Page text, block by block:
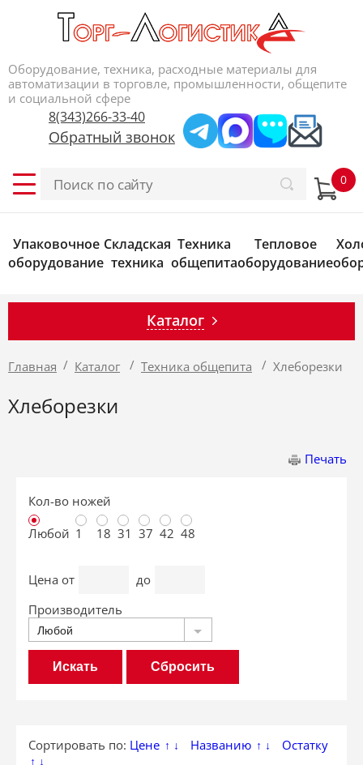
Оборудование, техника, расходные материалы для
автоматизации в торговле, промышленности, общепите
и социальной сфере
8(343)266-33-40
Обратный звонок
Упаковочное
оборудование
Складская
техника
Техника
общепита
Тепловое
оборудование
Каталог
Главная / Каталог / Техника общепита / Хлеборезки
Хлеборезки
Печать
Кол-во ножей
Любой 1 18 31 37 42 48
Цена от
до
Производитель
Любой
Сбросить
Сортировать по: Цене ↑ ↓ Названию ↑ ↓ Остатку
↑ ↓